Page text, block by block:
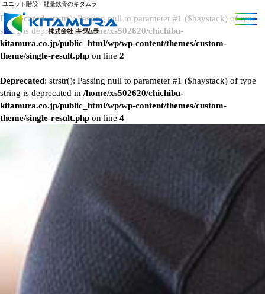
Deprecated: strstr(): Passing null to parameter #1 ($haystack) of type
string is deprecated in/home/xs502620/chichibu-
kitamura.co.jp/public_html/wp/wp-content/themes/custom-
theme/single-result.php on line 2
Deprecated: strstr(): Passing null to parameter #1 ($haystack) of type
string is deprecated in /home/xs502620/chichibu-
kitamura.co.jp/public_html/wp/wp-content/themes/custom-
theme/single-result.php on line 4
ユニット階段・軽量鉄骨のキタムラ